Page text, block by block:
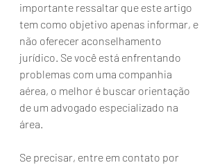
importante ressaltar que este artigo
tem como objetivo apenas informar, e
não oferecer aconselhamento
jurídico. Se você está enfrentando
problemas com uma companhia
aérea, o melhor é buscar orientação
de um advogado especializado na
área.
Se precisar, entre em contato por